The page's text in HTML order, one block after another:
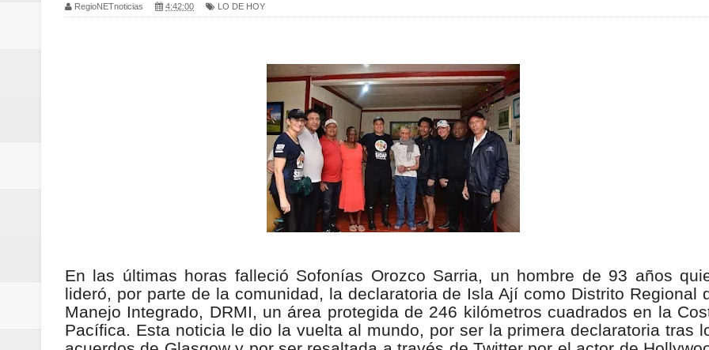
posesión presidencial
Regionetnoticias / La Alcaldía de Pereira continúa renovando espacios comunitarios que llevaban
Regionetnoticias / Agua potable transforma la vida de 68 estudiantes rurales en Filadelfia gracias
Regionetnoticias / Población vulnerable en Tuluá tendrá comedor comunitario gracias al
Vallecaucana
Regionetnoticias / Villarrica avanza hacia una ruta definitiva de reasentamiento
RegioNETnoticias 4:42:00 LO DE HOY
En las últimas horas falleció Sofonías Orozco Sarria, un hombre de 93 años
lideró, por parte de la comunidad, la declaratoria de Isla Ají como Distrito Regional
Manejo Integrado, DRMI, un área protegida de 246 kilómetros cuadrados en la
Pacífica. Esta noticia le dio la vuelta al mundo, por ser la primera declaratoria tras